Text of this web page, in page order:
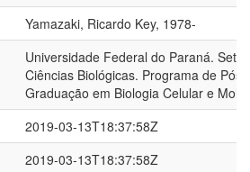
Yamazaki, Ricardo Key, 1978-
Universidade Federal do Paraná.
Ciências Biológicas. Programa de Pós-
Graduação em Biologia Celular e
2019-03-13T18:37:58Z
2019-03-13T18:37:58Z